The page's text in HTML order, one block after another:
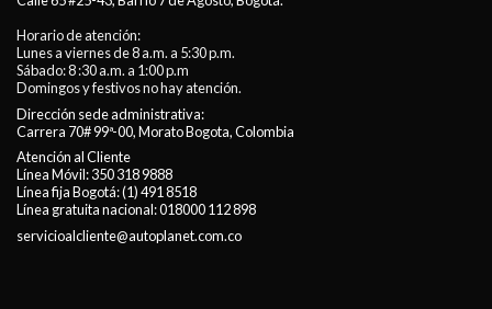
Horario de atención:
Lunes a viernes de 8 a.m. a 5:30 p.m.
Sábado: 8 :30 a.m. a 1:00 p.m
Domingos y festivos no hay atención.
Dirección sede administrativa:
Carrera 70# 99ª-00, Morato Bogota, Colombia
Atención al Cliente
Línea Móvil:350 318 9888
Línea fija Bogotá:(1) 491 8518
Línea gratuita nacional:018000 112 898
servicioalcliente@autoplanet.com.co